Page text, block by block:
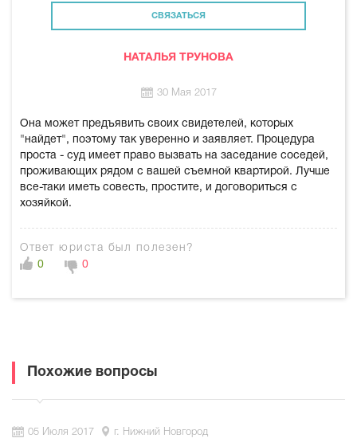
СВЯЗАТЬСЯ
НАТАЛЬЯ ТРУНОВА
30 Мая 2017
Она может предъявить своих свидетелей, которых
"найдет", поэтому так уверенно и заявляет. Процедура
проста - суд имеет право вызвать на заседание соседей,
проживающих рядом с вашей съемной квартирой. Лучше
все-таки иметь совесть, простите, и договориться с
хозяйкой.
Ответ юриста был полезен?
0
0
Похожие вопросы
05 Июля 2017 г. Нижний Новгород